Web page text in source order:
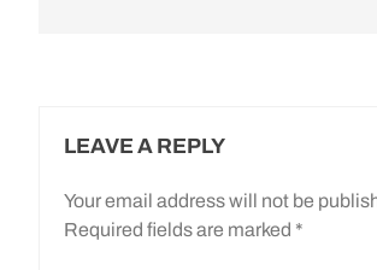
LEAVE A REPLY
Your email address will not be
Required fields are marked *